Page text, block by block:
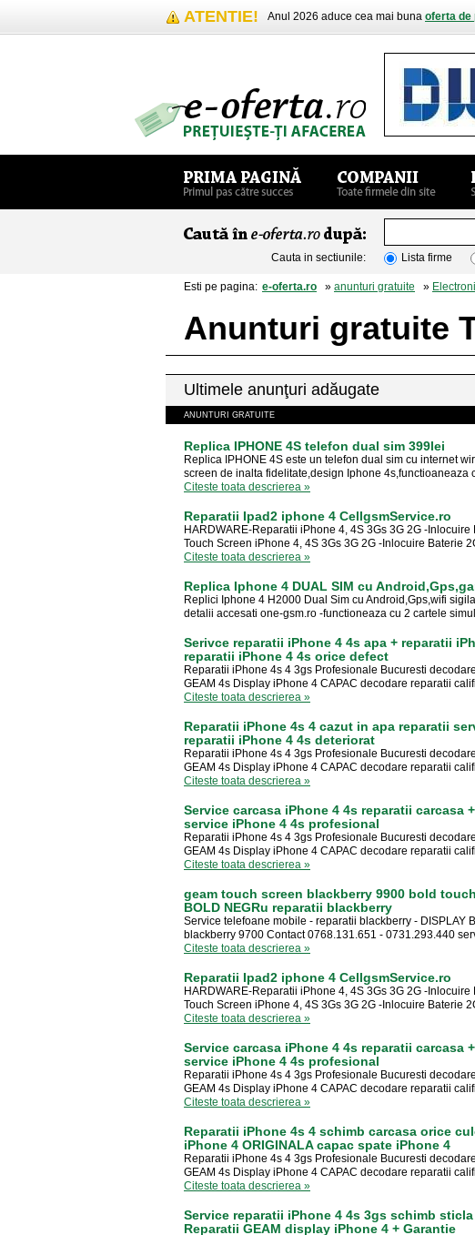
ATENTIE! Anul 2026 aduce cea mai buna oferta de
Cauta in sectiunile: Lista firme
Esti pe pagina: e-oferta.ro » anunturi gratuite »
Anunturi gratuite
Ultimele anunţuri adăugate
ANUNTURI GRATUITE
Replica IPHONE 4S telefon dual sim 399lei
Replica IPHONE 4S este un telefon dual sim cu internet
screen de inalta fidelitate,design Iphone 4s,functioaneaza
Citeste toata descrierea »
Reparatii Ipad2 iphone 4 CellgsmService.ro
HARDWARE-Reparatii iPhone 4, 4S 3Gs 3G 2G -
Touch Screen iPhone 4, 4S 3Gs 3G 2G -Inlocuire Baterie
Citeste toata descrierea »
Replica Iphone 4 DUAL SIM cu
Replici Iphone 4 H2000 Dual Sim cu Android,Gps,wifi
detalii accesati one-gsm.ro -functioneaza cu 2 cartele
Serivce reparatii iPhone 4 4s apa + reparatii
reparatii iPhone 4 4s orice defect
Reparatii iPhone 4s 4 3gs Profesionale Bucuresti
GEAM 4s Display iPhone 4 CAPAC decodare reparatii
Citeste toata descrierea »
Reparatii iPhone 4s 4 cazut in apa reparatii
reparatii iPhone 4 4s deteriorat
Reparatii iPhone 4s 4 3gs Profesionale Bucuresti
GEAM 4s Display iPhone 4 CAPAC decodare reparatii
Citeste toata descrierea »
Service carcasa iPhone 4 4s reparatii carcasa
service iPhone 4 4s profesional
Reparatii iPhone 4s 4 3gs Profesionale Bucuresti
GEAM 4s Display iPhone 4 CAPAC decodare reparatii
Citeste toata descrierea »
geam touch screen blackberry 9900 bold touch
BOLD NEGRu reparatii blackberry
Service telefoane mobile - reparatii blackberry - DISPLAY
blackberry 9700 Contact 0768.131.651 - 0731.293.440
Citeste toata descrierea »
Reparatii Ipad2 iphone 4 CellgsmService.ro
HARDWARE-Reparatii iPhone 4, 4S 3Gs 3G 2G -
Touch Screen iPhone 4, 4S 3Gs 3G 2G -Inlocuire Baterie
Citeste toata descrierea »
Service carcasa iPhone 4 4s reparatii carcasa
service iPhone 4 4s profesional
Reparatii iPhone 4s 4 3gs Profesionale Bucuresti
GEAM 4s Display iPhone 4 CAPAC decodare reparatii
Citeste toata descrierea »
Reparatii iPhone 4s 4 schimb carcasa orice
iPhone 4 ORIGINALA capac spate iPhone 4
Reparatii iPhone 4s 4 3gs Profesionale Bucuresti
GEAM 4s Display iPhone 4 CAPAC decodare reparatii
Citeste toata descrierea »
Service reparatii iPhone 4 4s 3gs schimb
Reparatii GEAM display iPhone 4 + Garantie